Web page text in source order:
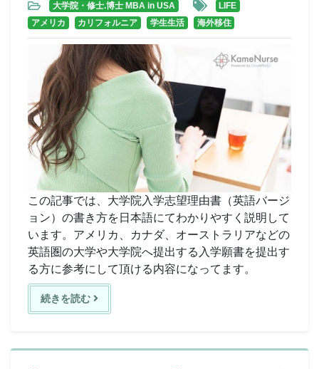
大学院・修士.博士 MBA in USA
LIFE
アメリカ
カリフォルニア 学生生活 海外移住
この記事では、大学院入学志望理由書（英語バージ
ョン）の書き方を日本語にてわかりやすく説明して
います。アメリカ、カナダ、オーストラリアなどの
英語圏の大学や大学院へ提出する入学願書を提出す
る方に参考にして頂ける内容になってます。
続きを読む